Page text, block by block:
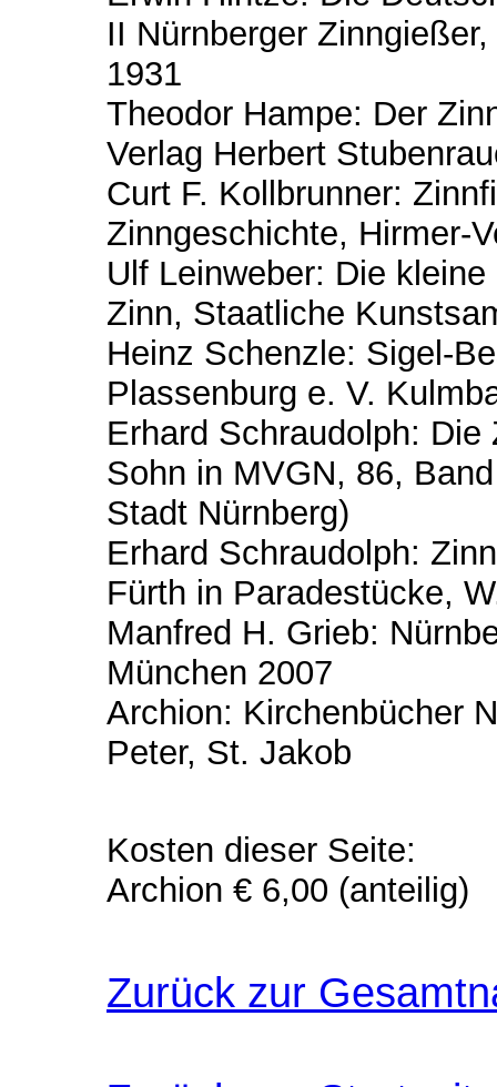
II Nürnberger
1931
Theodor Hampe: Der
Verlag Herbert
Curt F. Kollbrunner:
Zinngeschichte, Hirmer-
Ulf Leinweber: Die
Zinn, Staatliche
Heinz Schenzle: Sigel-
Plassenburg e. V.
Erhard Schraudolph:
Sohn in MVGN, 86,
Stadt Nürnberg)
Erhard Schraudolph:
Fürth in Paradestücke,
Manfred H. Grieb:
München 2007
Archion: Kirchenbücher
Peter, St. Jakob
Kosten dieser Seite:
Archion € 6,00 (anteilig)
Zurück zur